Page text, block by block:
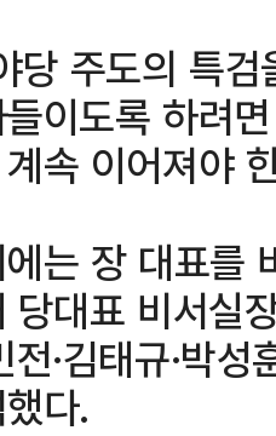
당 주도의 특
이도록 하려
속 이어져야
는 장 대표를
당대표 비서실
·김태규·박
다.